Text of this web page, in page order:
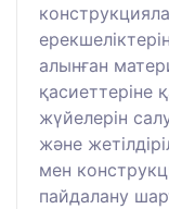
алынған
жүйелерін
және
мен
пайдалану